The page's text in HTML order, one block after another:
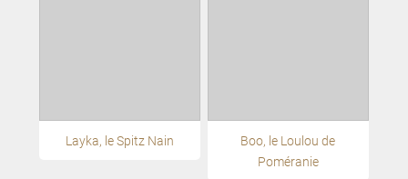
Layka, le Spitz Nain
Boo, le Loulou de
Poméranie